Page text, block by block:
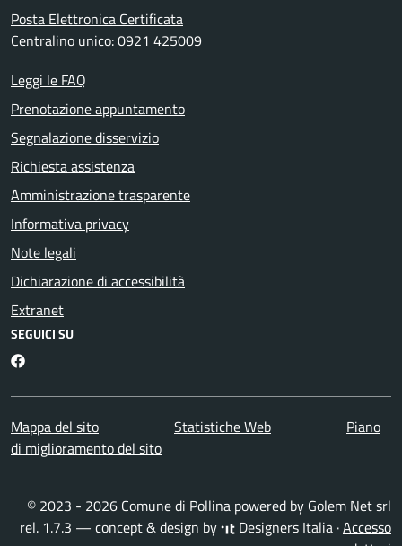
Posta Elettronica Certificata
Centralino unico: 0921 425009
Leggi le FAQ
Prenotazione appuntamento
Segnalazione disservizio
Richiesta assistenza
Amministrazione trasparente
Informativa privacy
Note legali
Dichiarazione di accessibilità
Extranet
SEGUICI SU
Facebook
Mappa del sito Statistiche Web
Piano
di miglioramento del sito
© 2023 - 2026 Comune di Pollina powered by Golem Net srl
rel. 1.7.3 — concept & design by
Designers Italia ·Accesso